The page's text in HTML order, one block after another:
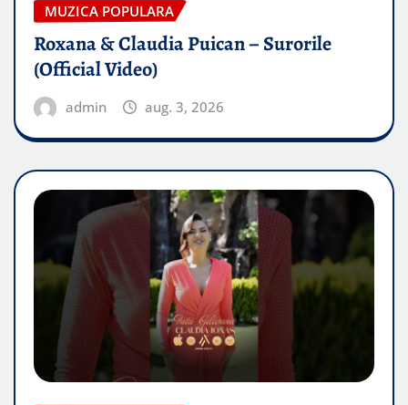
MUZICA POPULARA
Roxana & Claudia Puican – Surorile
(Official Video)
admin aug. 3, 2026